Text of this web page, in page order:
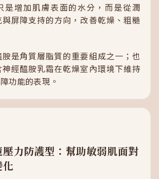
是增加肌膚表面的水分，而是從潤
屏障支持的方向，改善乾燥、粗糙
是角質層脂質的重要組成之一；也
經醯胺乳霜在乾燥室內環境下維持
功能的表現。
力防護型：幫助敏弱肌面對
化